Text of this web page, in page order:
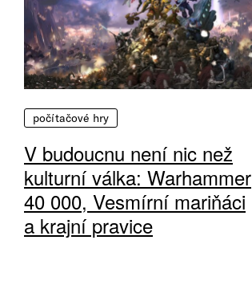
počítačové hry
V budoucnu není nic než
kulturní válka: Warhammer
40 000, Vesmírní mariňáci
a krajní pravice